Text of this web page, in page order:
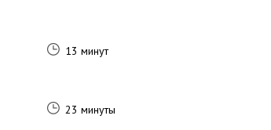
13 минут
23 минуты